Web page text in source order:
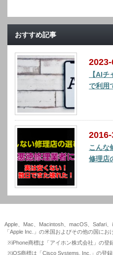
おすすめ記事
【AI
で利用
こんな
修理店
Apple、Mac、Macintosh、macOS、Safari
「Apple Inc.」の米国およびその他の国にお
※iPhone商標は「アイホン株式会社」の登
※iOS商標は「Cisco Systems, Inc.」の登録